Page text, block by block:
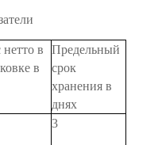
нетто в
в
Предельный
срок
хранения в
днях
3